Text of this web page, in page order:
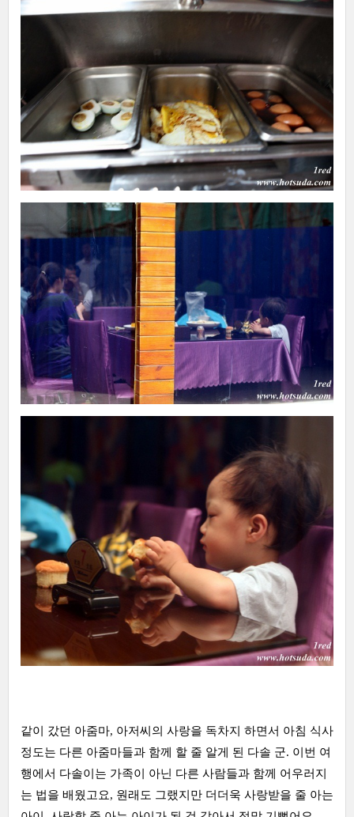
같이 갔던 아줌마, 아저씨의 사랑을 독차지 하면서 아침 식사
정도는 다른 아줌마들과 함께 할 줄 알게 된 다솔 군. 이번 여
행에서 다솔이는 가족이 아닌 다른 사람들과 함께 어우러지
는 법을 배웠고요, 원래도 그랬지만 더더욱 사랑받을 줄 아는